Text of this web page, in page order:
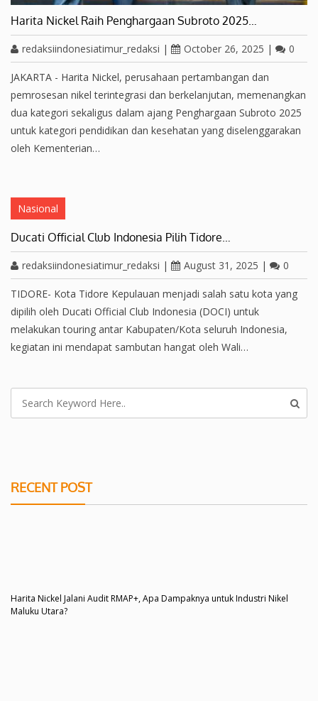
Harita Nickel Raih Penghargaan Subroto 2025…
redaksiindonesiatimur_redaksi | October 26, 2025 | 0
JAKARTA - Harita Nickel, perusahaan pertambangan dan
pemrosesan nikel terintegrasi dan berkelanjutan, memenangkan
dua kategori sekaligus dalam ajang Penghargaan Subroto 2025
untuk kategori pendidikan dan kesehatan yang diselenggarakan
oleh Kementerian…
Nasional
Ducati Official Club Indonesia Pilih Tidore…
redaksiindonesiatimur_redaksi | August 31, 2025 | 0
TIDORE- Kota Tidore Kepulauan menjadi salah satu kota yang
dipilih oleh Ducati Official Club Indonesia (DOCI) untuk
melakukan touring antar Kabupaten/Kota seluruh Indonesia,
kegiatan ini mendapat sambutan hangat oleh Wali…
RECENT POST
Harita Nickel Jalani Audit RMAP+, Apa Dampaknya untuk Industri Nikel
Maluku Utara?